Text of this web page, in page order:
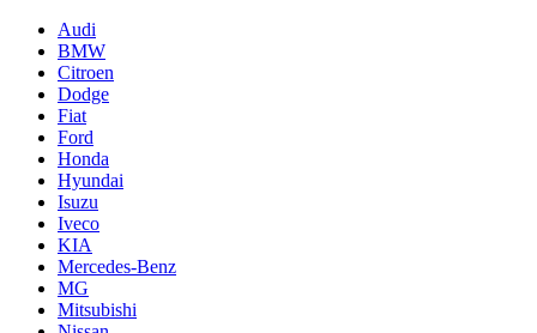
Audi
BMW
Citroen
Dodge
Fiat
Ford
Honda
Hyundai
Isuzu
Iveco
KIA
Mercedes-Benz
MG
Mitsubishi